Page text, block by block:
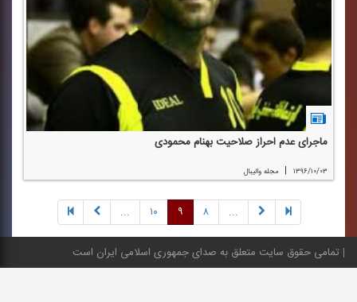
ماجرای عدم احراز صلاحیت بهنام محمودی
۱۳۹۶/۱۰/۰۳ | مجله والیبال
... ۸ ۹ ۱۰ ...
تمامی حقوق سایت متعلق به صدای جمهوری اسلامی ایران است